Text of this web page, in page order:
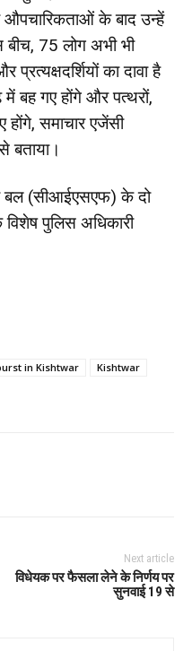
औपचारिकताओं के बाद उन्हें
बीच, 75 लोग अभी भी
प्रत्यक्षदर्शियों का दावा है
बह गए होंगे और पत्थरों,
समाचार एजेंसी
बताया।
बल (सीआईएसएफ) के दो
पुलिस अधिकारी
in Kishtwar
Kishtwar
Next article
विधेयक पर फैसला लेने के निर्णय पर
सुनवाई 19 से